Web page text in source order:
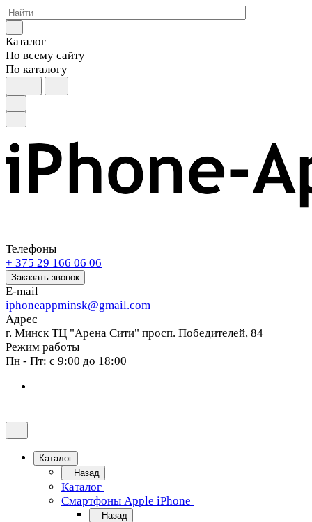
Каталог
По всему сайту
По каталогу
Телефоны
+ 375 29 166 06 06
Заказать звонок
E-mail
iphoneappminsk@gmail.com
Адрес
г. Минск ТЦ "Арена Сити" просп. Победителей, 84
Режим работы
Пн - Пт: с 9:00 до 18:00
Каталог
Назад
Каталог
Смартфоны Apple iPhone
Назад